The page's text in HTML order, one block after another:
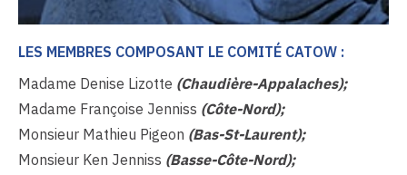
LES MEMBRES COMPOSANT LE COMITÉ CATOW :
Madame Denise Lizotte (Chaudière-Appalaches);
Madame Françoise Jenniss (Côte-Nord);
Monsieur Mathieu Pigeon (Bas-St-Laurent);
Monsieur Ken Jenniss (Basse-Côte-Nord);